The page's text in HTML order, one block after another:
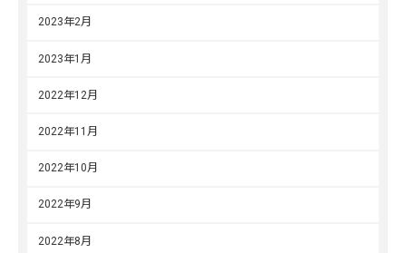
2023年2月
2023年1月
2022年12月
2022年11月
2022年10月
2022年9月
2022年8月